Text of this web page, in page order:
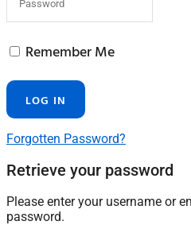
Remember Me
Forgotten Password?
Retrieve your password
Please enter your username or
password.